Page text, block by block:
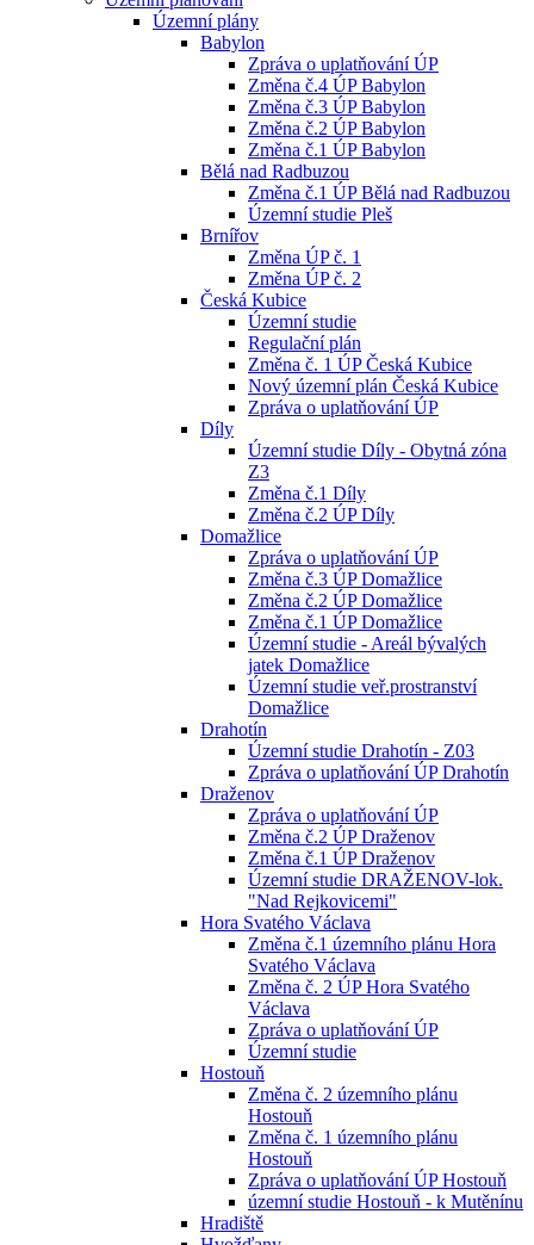
Územní plány
Babylon
Zpráva o uplatňování ÚP
Změna č.4 ÚP Babylon
Změna č.3 ÚP Babylon
Změna č.2 ÚP Babylon
Změna č.1 ÚP Babylon
Bělá nad Radbuzou
Změna č.1 ÚP Bělá nad Radbuzou
Územní studie Pleš
Brnířov
Změna ÚP č. 1
Změna ÚP č. 2
Česká Kubice
Územní studie
Regulační plán
Změna č. 1 ÚP Česká Kubice
Nový územní plán Česká Kubice
Zpráva o uplatňování ÚP
Díly
Územní studie Díly - Obytná zóna
Z3
Změna č.1 Díly
Změna č.2 ÚP Díly
Domažlice
Zpráva o uplatňování ÚP
Změna č.3 ÚP Domažlice
Změna č.2 ÚP Domažlice
Změna č.1 ÚP Domažlice
Územní studie - Areál bývalých
jatek Domažlice
Územní studie veř.prostranství
Domažlice
Drahotín
Územní studie Drahotín - Z03
Zpráva o uplatňování ÚP Drahotín
Draženov
Zpráva o uplatňování ÚP
Změna č.2 ÚP Draženov
Změna č.1 ÚP Draženov
Územní studie DRAŽENOV-lok.
"Nad Rejkovicemi"
Hora Svatého Václava
Změna č.1 územního plánu Hora
Svatého Václava
Změna č. 2 ÚP Hora Svatého
Václava
Zpráva o uplatňování ÚP
Územní studie
Hostouň
Změna č. 2 územního plánu
Hostouň
Změna č. 1 územního plánu
Hostouň
Zpráva o uplatňování ÚP Hostouň
územní studie Hostouň - k Mutěnínu
Hradiště